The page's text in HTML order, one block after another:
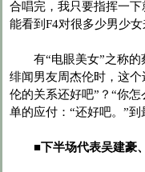
合唱完，我只要指挥一
能看到F4对很多少男少
有“电眼美女”之称的
绯闻男友周杰伦时，这
伦的关系还好吧”？“你
单的应付：“还好吧。”
■下半场代表吴建豪